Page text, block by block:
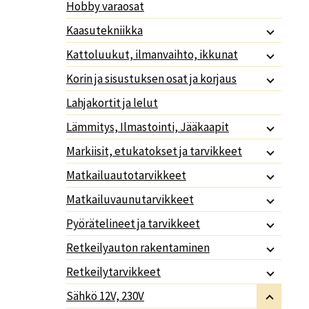
Hobby varaosat
Kaasutekniikka
Kattoluukut, ilmanvaihto, ikkunat
Korin ja sisustuksen osat ja korjaus
Lahjakortit ja lelut
Lämmitys, Ilmastointi, Jääkaapit
Markiisit, etukatokset ja tarvikkeet
Matkailuautotarvikkeet
Matkailuvaunutarvikkeet
Pyörätelineet ja tarvikkeet
Retkeilyauton rakentaminen
Retkeilytarvikkeet
Sähkö 12V, 230V